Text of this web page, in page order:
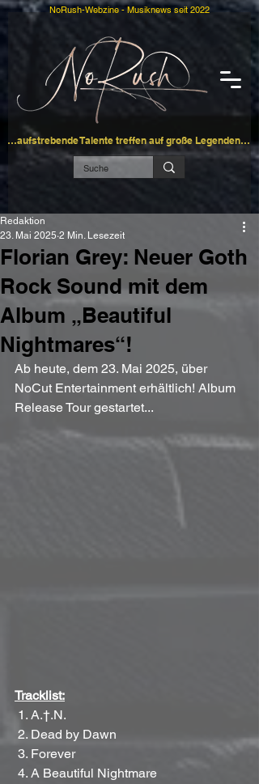
…aufstrebende Talente treffen auf große Legenden…
NoRush-Webzine - Musiknews seit 2022
Florian Grey: Neuer Goth
Rock Sound mit dem
Album „Beautiful
Nightmares“!
Redaktion
23. Mai 2025 2 Min. Lesezeit
Ab heute, dem 23. Mai 2025, über
NoCut Entertainment erhältlich! Album
Release Tour gestartet...
Tracklist:
1. A.†.N.
2. Dead by Dawn
3. Forever
4. A Beautiful Nightmare